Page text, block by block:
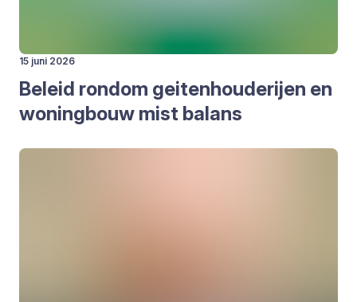
15 juni 2026
Beleid rond­om gei­ten­hou­de­rij­en en
woning­bouw mist balans